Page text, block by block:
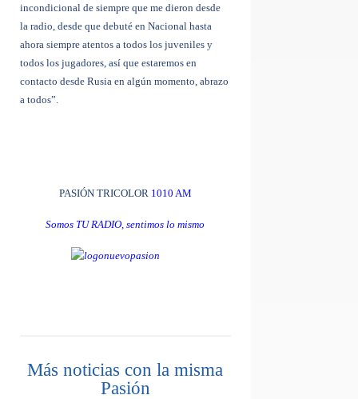
incondicional de siempre que me dieron desde
la radio, desde que debuté en Nacional hasta
ahora siempre atentos a todos los juveniles y
todos los jugadores, así que estaremos en
contacto desde Rusia en algún momento, abrazo
a todos”.
PASIÓN TRICOLOR 1010 AM
Somos TU RADIO, sentimos lo mismo
Más noticias con la misma
Pasión